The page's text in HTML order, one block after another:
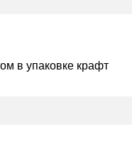
в упаковке крафт